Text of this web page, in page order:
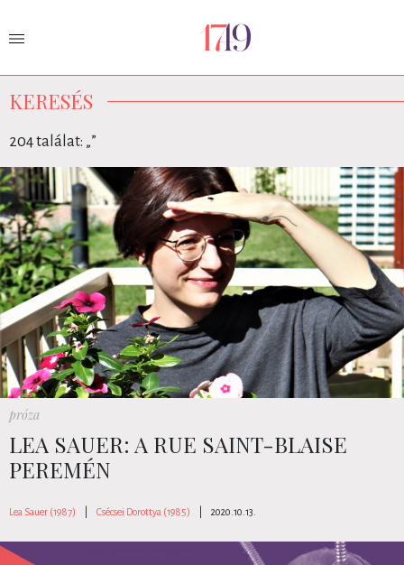
KERESÉS
204 találat: „”
próza
LEA SAUER: A RUE SAINT-BLAISE
PEREMÉN
Lea Sauer (1987) Csécsei Dorottya (1985) 2020.10.13.